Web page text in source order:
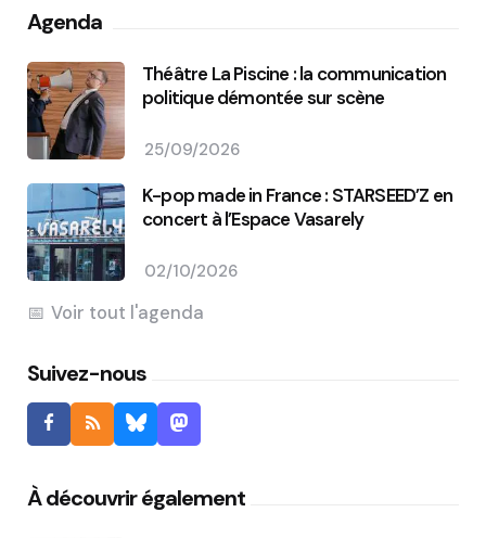
Agenda
Théâtre La Piscine : la communication
politique démontée sur scène
25/09/2026
K-pop made in France : STARSEED’Z en
concert à l’Espace Vasarely
02/10/2026
Voir tout l'agenda
Suivez-nous
À découvrir également